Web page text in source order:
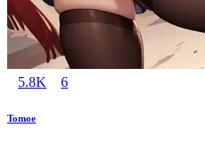
5.8K 6
Tomoe